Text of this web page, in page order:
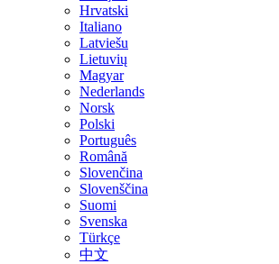
Hrvatski
Italiano
Latviešu
Lietuvių
Magyar
Nederlands
Norsk
Polski
Português
Română
Slovenčina
Slovenščina
Suomi
Svenska
Türkçe
中文